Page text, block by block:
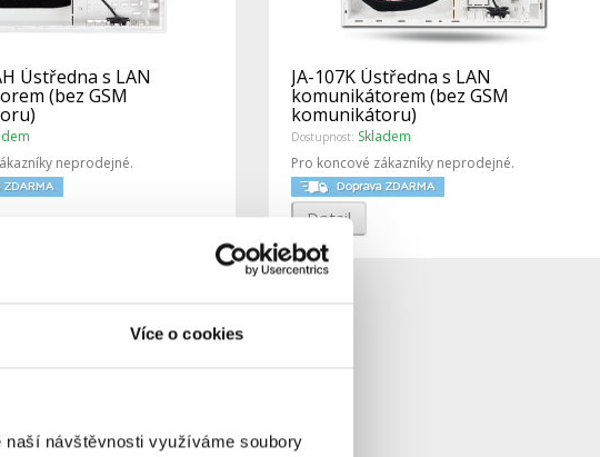
Více o cookies
návštěvnosti využíváme soubory
Ústředna s LAN
(bez GSM
neprodejné.
JA-107K Ústředna s LAN
komunikátorem (bez GSM
komunikátoru)
Dostupnost: Skladem
Pro koncové zákazníky neprodejné.
Detail